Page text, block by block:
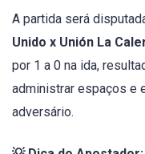
A partida será
Unido x Unión La
por 1 a 0 na ida,
administrar espaços e
adversário.